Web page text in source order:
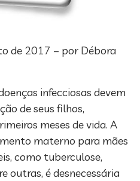
de 2017 – por Débora
infecciosas devem
de seus filhos,
meses de vida. A
materno para mães
como tuberculose,
outras, é desnecessária